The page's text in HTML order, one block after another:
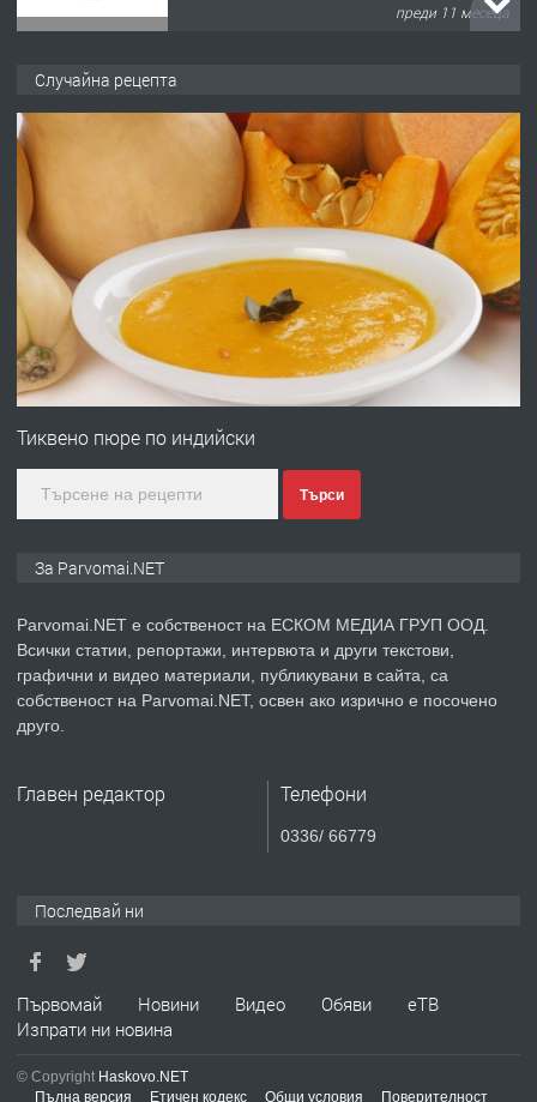
преди 11 месеца
преди 1 година
ПРЕДЛАГА Работа за общи работници
преди 1 година
ПРЕДЛАГА
Първи поход "По стъпките на Ангел
преди 1 година
ПРЕДЛАГА Уроци по Математика
ТЪРСИ
Случайна рецепта
Тиквено пюре по индийски
Търси
За Parvomai.NET
Parvomai.NET е собственост на ЕСКОМ МЕДИА ГРУП ООД.
Всички статии, репортажи, интервюта и други текстови,
графични и видео материали, публикувани в сайта, са
собственост на Parvomai.NET, освен ако изрично е посочено
друго.
Главен редактор Телефони
0336/ 66779
Последвай ни
Първомай Новини Видео Обяви
еТВ
Изпрати ни новина
© Copyright Haskovo.NET
Пълна версия
Етичен кодекс Общи условия Поверителност